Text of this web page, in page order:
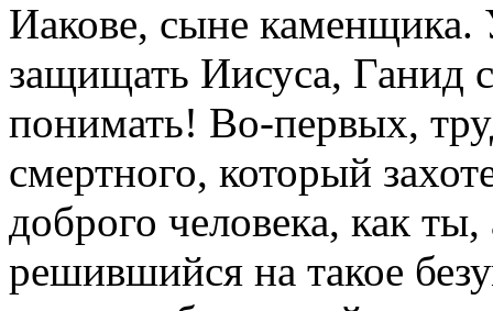
Иакове, сыне каменщика.
защищать Иисуса, Ганид
понимать! Во-первых,
смертного, который
доброго человека, как
решившийся на такое